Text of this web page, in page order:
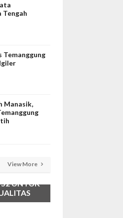
Tengah
Temanggung
Manasik,
View More
UNTUK